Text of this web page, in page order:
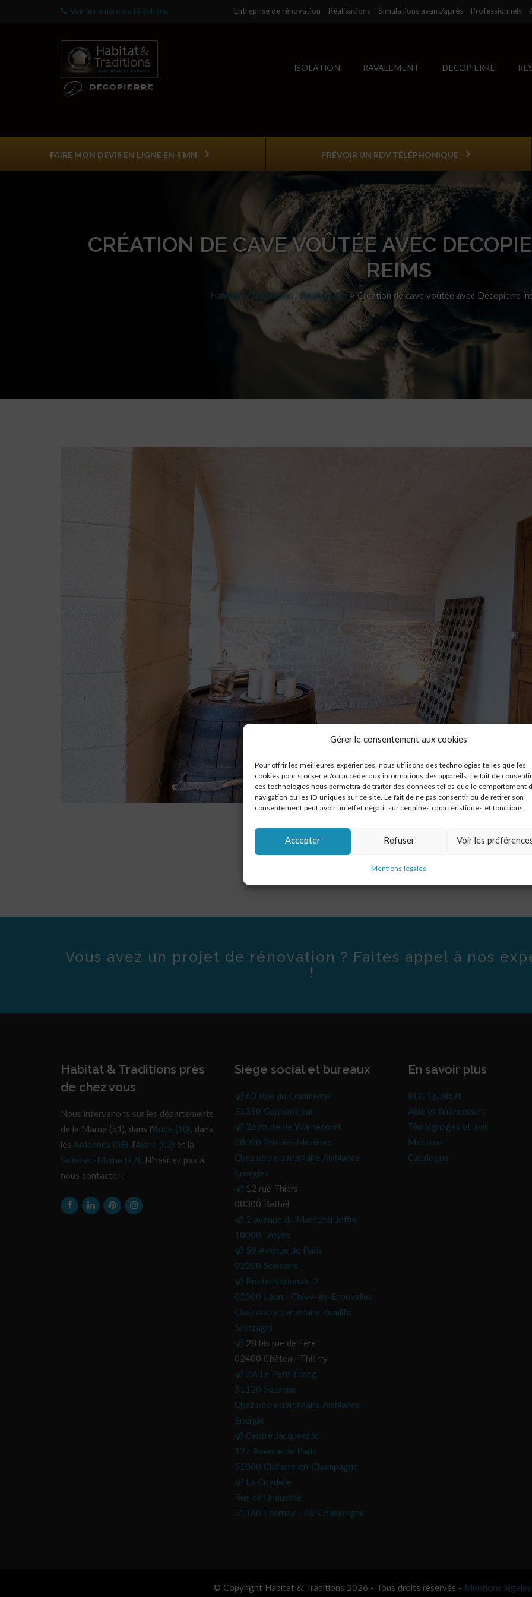
Gérer le consentement aux cookies
Pour offrir les meilleures expériences, nous utilisons des technologies telles que les
cookies pour stocker et/ou accéder aux informations des appareils. Le fait de
ces technologies nous permettra de traiter des données telles que le comportement
navigation ou les ID uniques sur ce site. Le fait de ne pas consentir ou de retirer son
consentement peut avoir un effet négatif sur certaines caractéristiques et fonctions.
Accepter Refuser Voir les
Mentions légales
Voir le numéro de téléphone Entreprise de rénovation Réalisations Simulations avant/après Professionnels
ISOLATION RAVALEMENT DECOPIERRE
FAIRE MON DEVIS EN LIGNE EN 5 MN PRÉVOIR UN RDV TÉLÉPHONIQUE
CRÉATION DE CAVE VOÛTÉE AVEC
REIMS
Habitat & Traditions > Réalisations > Création de cave voûtée avec Decopierre
Vous avez un projet de rénovation ? Faites appel à nos
!
Habitat & Traditions près
de chez vous
Nous intervenons sur les départements
de la Marne (51), dans l'Aube (10), dans
les Ardennes (08), l'Aisne (02) et la
Seine-et-Marne (77). N’hésitez pas à
nous contacter !
Siège social et bureaux
60 Rue du Commerce
51350 Cormontreuil
26 route de Warnecourt
08000 Prix-lès-Mézières
Chez notre partenaire Ambiance
Energies
12 rue Thiers
08300 Rethel
2 avenue du Maréchal Joffre
10000 Troyes
59 Avenue de Paris
02200 Soissons
Route Nationale 2
02000 Laon - Chivy-lès-Etouvelles
Chez notre partenaire Komilfo
Sperzagni
28 bis rue de Fère
02400 Château-Thierry
ZA Le Petit Étang
51120 Sézanne
Chez notre partenaire Ambiance
Energie
Centre Jacquesson
127 Avenue de Paris
51000 Châlons-en-Champagne
La Citadelle
Rue de l'Industrie
51160 Epernay - Aÿ-Champagne
En savoir plus
RGE Qualibat
Aide et financement
Témoignages et avis
Mécénat
Catalogue
© Copyright Habitat & Traditions 2026 - Tous droits réservés - Mentions légales